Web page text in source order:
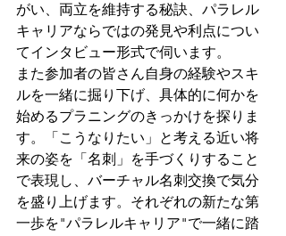
がい、両立を維持する秘訣、パラレル
キャリアならではの発見や利点につい
てインタビュー形式で伺います。
また参加者の皆さん自身の経験やスキ
ルを一緒に掘り下げ、具体的に何かを
始めるプラニングのきっかけを探りま
す。「こうなりたい」と考える近い将
来の姿を「名刺」を手づくりすること
で表現し、バーチャル名刺交換で気分
を盛り上げます。それぞれの新たな第
一歩を"パラレルキャリア"で一緒に踏